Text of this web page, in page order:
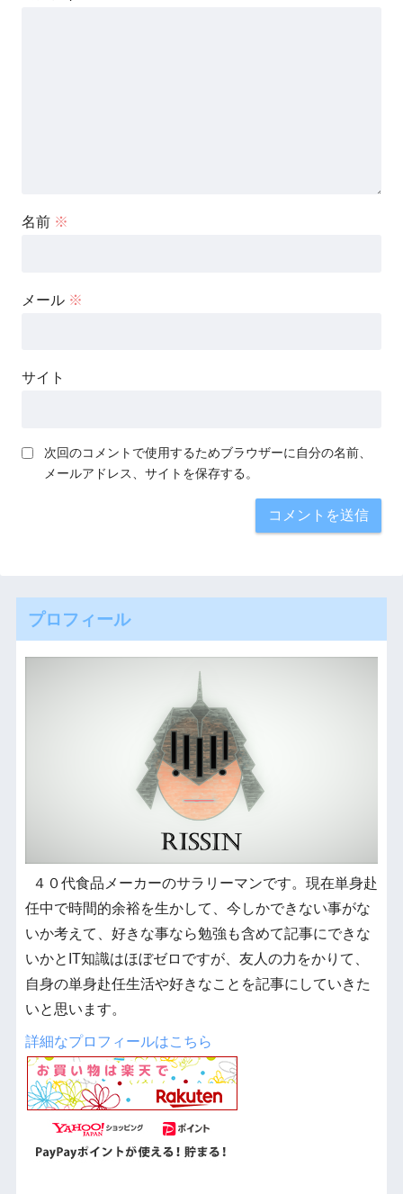
名前 ※
メール ※
サイト
次回のコメントで使用するためブラウザーに自分の名前、
メールアドレス、サイトを保存する。
プロフィール
４０代食品メーカーのサラリーマンです。現在単身赴
任中で時間的余裕を生かして、今しかできない事がな
いか考えて、好きな事なら勉強も含めて記事にできな
いかとIT知識はほぼゼロですが、友人の力をかりて、
自身の単身赴任生活や好きなことを記事にしていきた
いと思います。
詳細なプロフィールはこちら